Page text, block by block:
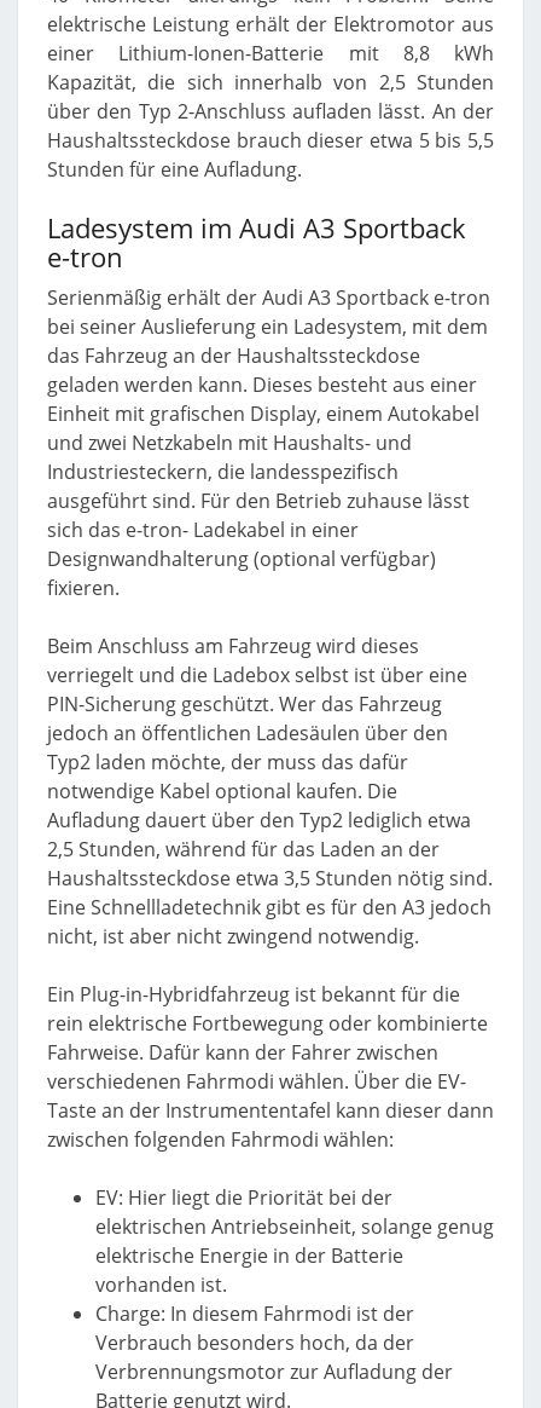
elektrische Leistung erhält der Elektromotor aus
einer Lithium-Ionen-Batterie mit 8,8 kWh
Kapazität, die sich innerhalb von 2,5 Stunden
über den Typ 2-Anschluss aufladen lässt. An der
Haushaltssteckdose brauch dieser etwa 5 bis 5,5
Stunden für eine Aufladung.
Ladesystem im Audi A3 Sportback
e-tron
Serienmäßig erhält der Audi A3 Sportback e-tron
bei seiner Auslieferung ein Ladesystem, mit dem
das Fahrzeug an der Haushaltssteckdose
geladen werden kann. Dieses besteht aus einer
Einheit mit grafischen Display, einem Autokabel
und zwei Netzkabeln mit Haushalts- und
Industriesteckern, die landesspezifisch
ausgeführt sind. Für den Betrieb zuhause lässt
sich das e-tron- Ladekabel in einer
Designwandhalterung (optional verfügbar)
fixieren.
Beim Anschluss am Fahrzeug wird dieses
verriegelt und die Ladebox selbst ist über eine
PIN-Sicherung geschützt. Wer das Fahrzeug
jedoch an öffentlichen Ladesäulen über den
Typ2 laden möchte, der muss das dafür
notwendige Kabel optional kaufen. Die
Aufladung dauert über den Typ2 lediglich etwa
2,5 Stunden, während für das Laden an der
Haushaltssteckdose etwa 3,5 Stunden nötig sind.
Eine Schnellladetechnik gibt es für den A3 jedoch
nicht, ist aber nicht zwingend notwendig.
Ein Plug-in-Hybridfahrzeug ist bekannt für die
rein elektrische Fortbewegung oder kombinierte
Fahrweise. Dafür kann der Fahrer zwischen
verschiedenen Fahrmodi wählen. Über die EV-
Taste an der Instrumententafel kann dieser dann
zwischen folgenden Fahrmodi wählen:
EV: Hier liegt die Priorität bei der
elektrischen Antriebseinheit, solange genug
elektrische Energie in der Batterie
vorhanden ist.
Charge: In diesem Fahrmodi ist der
Verbrauch besonders hoch, da der
Verbrennungsmotor zur Aufladung der
Batterie genutzt wird.